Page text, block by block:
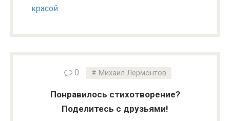
красой
0 Михаил Лермонтов
Понравилось стихотворение?
Поделитесь с друзьями!